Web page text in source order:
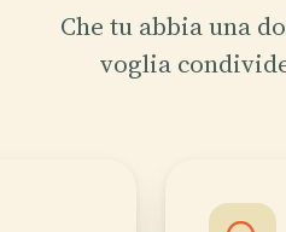
Che tu abbia una
voglia